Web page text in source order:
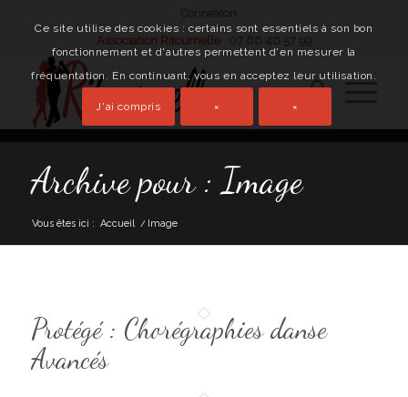
Association Ritournelle
Archive pour : Image
Vous êtes ici : Accueil / Image
Protégé : Chorégraphies danse
Avancés
Ce site utilise des cookies : certains sont essentiels à son bon
fonctionnement et d'autres permettent d'en mesurer la
fréquentation. En continuant, vous en acceptez leur utilisation.
J'ai compris × ×